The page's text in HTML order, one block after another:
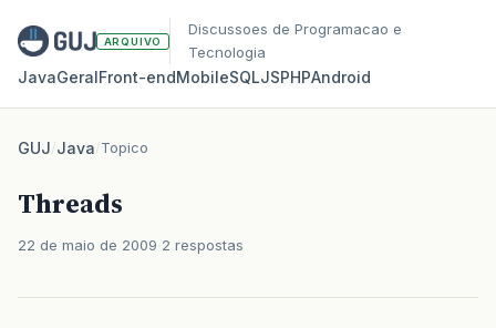
ARQUIVO
Discussoes de Programacao e
Tecnologia
JavaGeralFront‑endMobileSQLJSPHPAndroid
GUJ/Java/Topico
Threads
22 de maio de 2009 2 respostas